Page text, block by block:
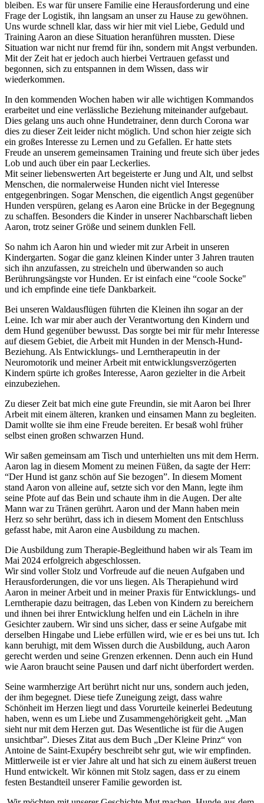
bleiben. Es war für unsere Familie eine Herausforderung und eine
Frage der Logistik, ihn langsam an unser zu Hause zu gewöhnen.
Uns wurde schnell klar, dass wir hier mit viel Liebe, Geduld und
Training Aaron an diese Situation heranführen mussten. Diese
Situation war nicht nur fremd für ihn, sondern mit Angst verbunden.
Mit der Zeit hat er jedoch auch hierbei Vertrauen gefasst und
begonnen, sich zu entspannen in dem Wissen, dass wir
wiederkommen.
In den kommenden Wochen haben wir alle wichtigen Kommandos
erarbeitet und eine verlässliche Beziehung miteinander aufgebaut.
Dies gelang uns auch ohne Hundetrainer, denn durch Corona war
dies zu dieser Zeit leider nicht möglich. Und schon hier zeigte sich
ein großes Interesse zu Lernen und zu Gefallen. Er hatte stets
Freude an unserem gemeinsamen Training und freute sich über jedes
Lob und auch über ein paar Leckerlies.
Mit seiner liebenswerten Art begeisterte er Jung und Alt, und selbst
Menschen, die normalerweise Hunden nicht viel Interesse
entgegenbringen. Sogar Menschen, die eigentlich Angst gegenüber
Hunden verspüren, gelang es Aaron eine Brücke in der Begegnung
zu schaffen. Besonders die Kinder in unserer Nachbarschaft lieben
Aaron, trotz seiner Größe und seinem dunklen Fell.
So nahm ich Aaron hin und wieder mit zur Arbeit in unseren
Kindergarten. Sogar die ganz kleinen Kinder unter 3 Jahren trauten
sich ihn anzufassen, zu streicheln und überwanden so auch
Berührungsängste vor Hunden. Er ist einfach eine “coole Socke"
und ich empfinde eine tiefe Dankbarkeit.
Bei unseren Waldausflügen führten die Kleinen ihn sogar an der
Leine. Ich war mir aber auch der Verantwortung den Kindern und
dem Hund gegenüber bewusst. Das sorgte bei mir für mehr Interesse
auf diesem Gebiet, die Arbeit mit Hunden in der Mensch-Hund-
Beziehung. Als Entwicklungs- und Lerntherapeutin in der
Neuromotorik und meiner Arbeit mit entwicklungsverzögerten
Kindern spürte ich großes Interesse, Aaron gezielter in die Arbeit
einzubeziehen.
Zu dieser Zeit bat mich eine gute Freundin, sie mit Aaron bei Ihrer
Arbeit mit einem älteren, kranken und einsamen Mann zu begleiten.
Damit wollte sie ihm eine Freude bereiten. Er besaß wohl früher
selbst einen großen schwarzen Hund.
Wir saßen gemeinsam am Tisch und unterhielten uns mit dem Herrn.
Aaron lag in diesem Moment zu meinen Füßen, da sagte der Herr:
“Der Hund ist ganz schön auf Sie bezogen”. In diesem Moment
stand Aaron von alleine auf, setzte sich vor den Mann, legte ihm
seine Pfote auf das Bein und schaute ihm in die Augen. Der alte
Mann war zu Tränen gerührt. Aaron und der Mann haben mein
Herz so sehr berührt, dass ich in diesem Moment den Entschluss
gefasst habe, mit Aaron eine Ausbildung zu machen.
Die Ausbildung zum Therapie-Begleithund haben wir als Team im
Mai 2024 erfolgreich abgeschlossen.
Wir sind voller Stolz und Vorfreude auf die neuen Aufgaben und
Herausforderungen, die vor uns liegen. Als Therapiehund wird
Aaron in meiner Arbeit und in meiner Praxis für Entwicklungs- und
Lerntherapie dazu beitragen, das Leben von Kindern zu bereichern
und ihnen bei ihrer Entwicklung helfen und ein Lächeln in ihre
Gesichter zaubern. Wir sind uns sicher, dass er seine Aufgabe mit
derselben Hingabe und Liebe erfüllen wird, wie er es bei uns tut. Ich
kann beruhigt, mit dem Wissen durch die Ausbildung, auch Aaron
gerecht werden und seine Grenzen erkennen. Denn auch ein Hund
wie Aaron braucht seine Pausen und darf nicht überfordert werden.
Seine warmherzige Art berührt nicht nur uns, sondern auch jeden,
der ihm begegnet. Diese tiefe Zuneigung zeigt, dass wahre
Schönheit im Herzen liegt und dass Vorurteile keinerlei Bedeutung
haben, wenn es um Liebe und Zusammengehörigkeit geht. „Man
sieht nur mit dem Herzen gut. Das Wesentliche ist für die Augen
unsichtbar”. Dieses Zitat aus dem Buch „Der Kleine Prinz“ von
Antoine de Saint-Exupéry beschreibt sehr gut, wie wir empfinden.
Mittlerweile ist er vier Jahre alt und hat sich zu einem äußerst treuen
Hund entwickelt. Wir können mit Stolz sagen, dass er zu einem
festen Bestandteil unserer Familie geworden ist.